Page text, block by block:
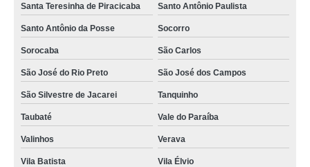
Santa Teresinha de Piracicaba Santo Antônio Paulista
Santo Antônio da Posse Socorro
Sorocaba São Carlos
São José do Rio Preto São José dos Campos
São Silvestre de Jacarei Tanquinho
Taubaté Vale do Paraíba
Valinhos Verava
Vila Batista Vila Élvio